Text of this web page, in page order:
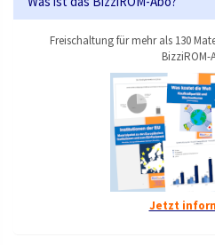
Freischaltung für mehr als 130
BizziROM-
Jetzt